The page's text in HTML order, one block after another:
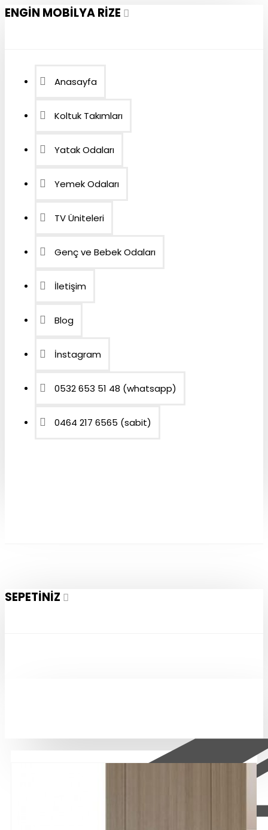
ENGIN MOBILYA RIZE
Anasayfa
Koltuk Takımları
Yatak Odaları
Yemek Odaları
TV Üniteleri
Genç ve Bebek Odaları
İletişim
Blog
İnstagram
0532 653 51 48 (whatsapp)
0464 217 6565 (sabit)
SEPETINIZ